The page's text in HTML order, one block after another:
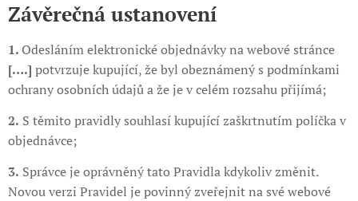
Závěrečná ustanovení
1. Odesláním elektronické objednávky na webové stránce
[….] potvrzuje kupující, že byl obeznámený s podmínkami
ochrany osobních údajů a že je v celém rozsahu přijímá;
2. S těmito pravidly souhlasí kupující zaškrtnutím políčka v
objednávce;
3. Správce je oprávněný tato Pravidla kdykoliv změnit.
Novou verzi Pravidel je povinný zveřejnit na své webové